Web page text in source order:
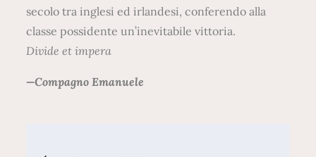
secolo tra inglesi ed irlandesi, conferendo alla
classe possidente un’inevitabile vittoria.
Divide et impera
—Compagno Emanuele